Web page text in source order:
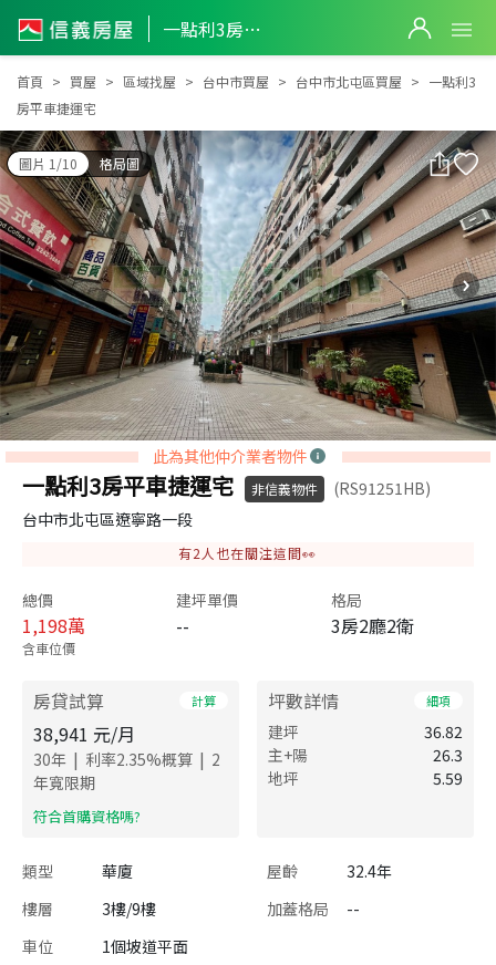
一點利3房平車捷運宅
一點利3房平車捷運宅
首頁 買屋 區域找屋 台中市買屋 台中市北屯區買屋
一點利3
房平車捷運宅
圖片 1/10 格局圖
此為其他仲介業者物件
一點利3房平車捷運宅 非信義物件
(RS91251HB)
台中市北屯區遼寧路一段
有2 人也在關注這間👀
總價
1,198萬
含車位價
建坪單價
--
格局
3房2廳2衛
房貸試算 計算
38,941 元/月
30年 | 利率2.35%概算 | 2
年寬限期
​符合首購資格嗎?
坪數詳情 細項
建坪
36.82
主+陽
26.3
地坪
5.59
類型 華廈 屋齡
32.4年
樓層
3樓/9樓 加蓋格局
--
車位
1個坡道平面